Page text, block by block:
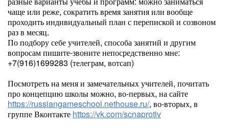
чаще или реже, сократить время занятия или вообще
проходить индивидуальный план с перепиской и созвоном
раз в месяц.
По подбору себе учителей, способа занятий и другим
вопросам пишите-звоните непосредственно мне:
+7(916)1699283 (телеграм, вотсап)
Посмотреть на меня и замечательных учителей, почитать
про концепцию школы можно, во-первых, на сайте
https://russiangameschool.nethouse.ru/, во-вторых, в
группе Вконтакте https://vk.com/scnaprotiv